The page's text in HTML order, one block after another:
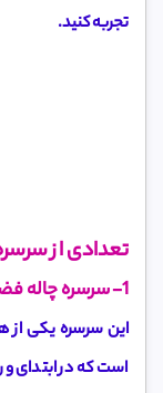
تجربه کنید.
تعدادی از
1- سرسره چاله فضایی
این سرسره یکی از
است که در ابتدای